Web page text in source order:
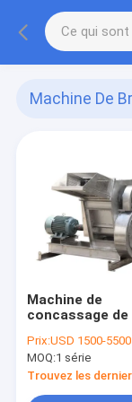
Machine De
Machine de
concassage de
commerciaux
industriels
Prix:USD 1500-5500
MOQ:1 série
Trouvez les